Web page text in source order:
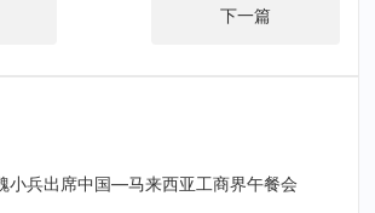
下一篇
小兵出席中国—马来西亚工商界午餐会